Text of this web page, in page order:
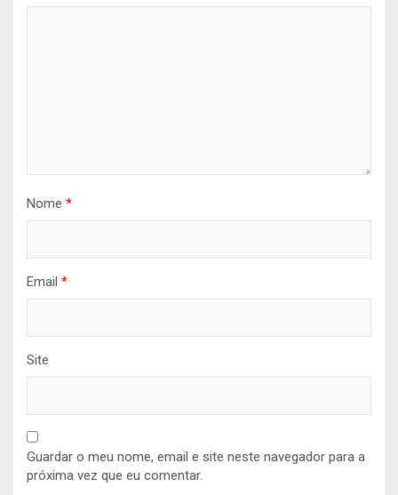
Nome *
Email *
Site
Guardar o meu nome, email e site neste navegador para a
próxima vez que eu comentar.